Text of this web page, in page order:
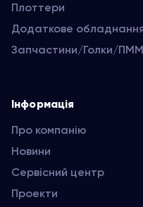
Плоттери
Додаткове
Запчастини/Голки/ПММ
Інформація
Про компанію
Новини
Сервісний центр
Проекти